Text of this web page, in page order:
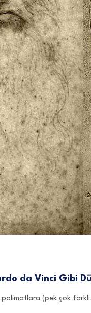
da Vinci Gibi
polimatlara (pek çok